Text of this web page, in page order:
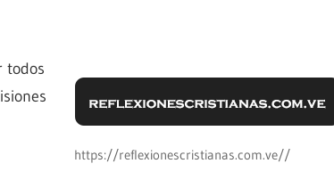
https://reflexionescristianas.com.ve//
todos